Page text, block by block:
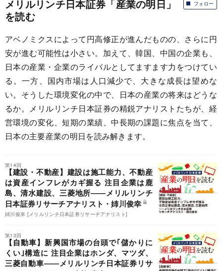
フォロー
メリルリンチ日本証券「産業の明日」
を読む
アベノミクスによって円高修正が進んだものの、さらに円
安が進む可能性は小さい。加えて、韓国、中国の企業も、
日本の産業・企業のライバルとしてますます力をつけてい
る。一方、国内市場は人口減少で、大きな成長は望めな
い。そうした環境変化の中で、日本の産業の将来はどうな
るか。メリルリンチ日本証券の精鋭アナリストたちが、経
営環境の変化、短期の業績、中長期の課題に焦点を当て、
日本の主要産業の明日を読み解きます。
第14回
【建設・不動産】建設は施工能力、不動産
は資産インフレがカギ握る 注目企業は鹿
島、清水建設、三菱地所――メリルリンチ
日本証券リサーチアナリスト・姉川俊幸
姉川俊幸 [メリルリンチ日本証券リサーチアナリスト]
第13回
【自動車】新興国市場の台頭で｢儲かりに
くい｣構造に 注目企業はホンダ、マツダ、
三菱自動車――メリルリンチ日本証券リサ